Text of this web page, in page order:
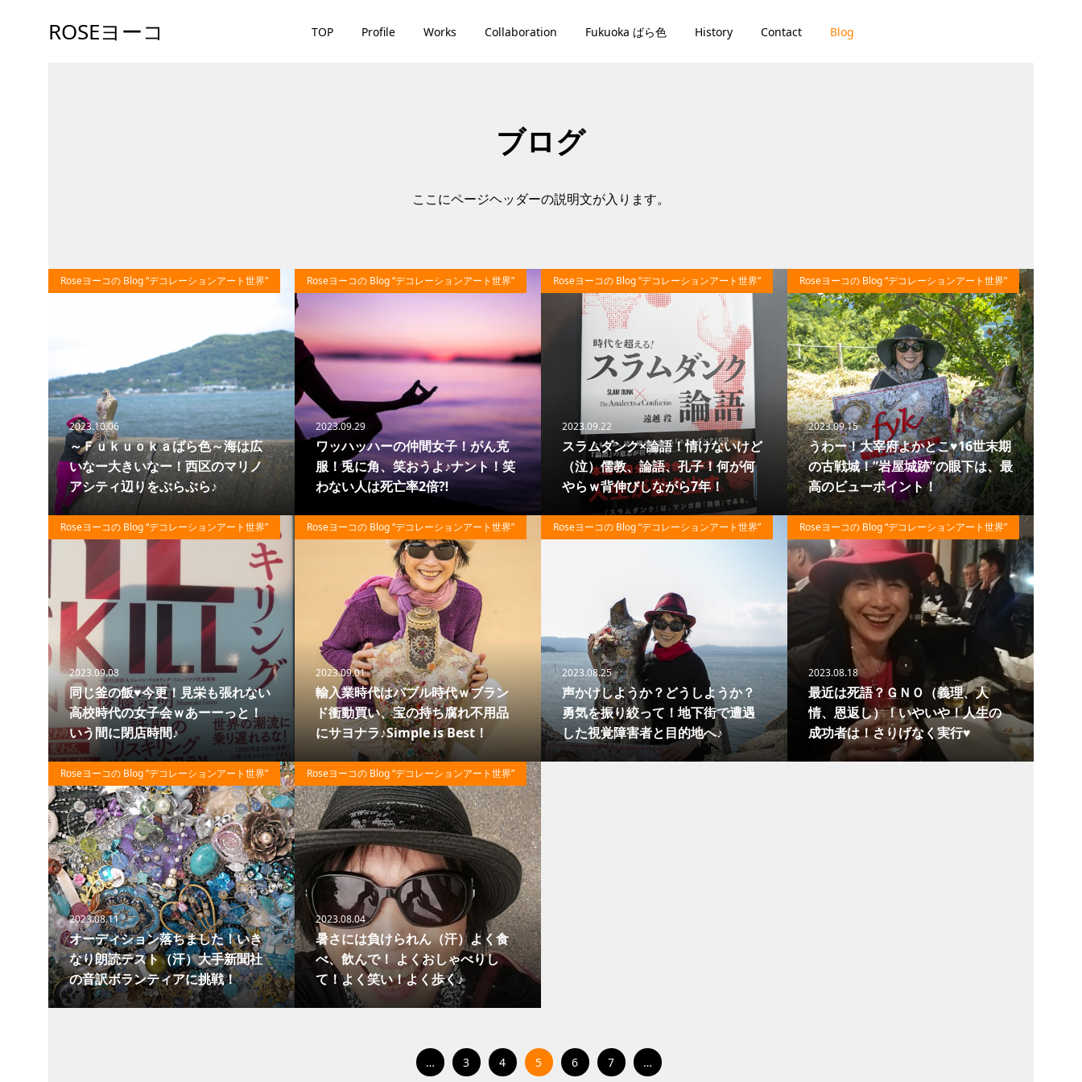
ROSEヨーコ TOP Profile Works Collaboration Fukuoka ばら色 History Contact Blog
ブログ
ここにページヘッダーの説明文が入ります。
2023.10.06
～Ｆｕｋｕｏｋａばら色～海は広
いなー大きいなー！西区のマリノ
アシティ辺りをぶらぶら♪
Roseヨーコの Blog “デコレーションアート世界”
2023.09.29
ワッハッハーの仲間女子！がん克
服！兎に角、笑おうよ♪ナント！笑
わない人は死亡率2倍⁈
Roseヨーコの Blog “デコレーションアート世界”
2023.09.22
スラムダンク×論語！情けないけど
（泣）儒教、論語、孔子！何が何
やらｗ背伸びしながら7年！
Roseヨーコの Blog “デコレーションアート世界”
2023.09.15
うわー！大宰府よかとこ♥16世末期
の古戦城！”岩屋城跡”の眼下は、最
高のビューポイント！
Roseヨーコの Blog “デコレーションアート世界”
2023.09.08
同じ釜の飯♥今更！見栄も張れない
高校時代の女子会ｗあーーっと！
いう間に閉店時間♪
Roseヨーコの Blog “デコレーションアート世界”
2023.09.01
輸入業時代はバブル時代ｗブラン
ド衝動買い、宝の持ち腐れ不用品
にサヨナラ♪Simple is Best！
Roseヨーコの Blog “デコレーションアート世界”
2023.08.25
声かけしようか？どうしようか？
勇気を振り絞って！地下街で遭遇
した視覚障害者と目的地へ♪
Roseヨーコの Blog “デコレーションアート世界”
2023.08.18
最近は死語？ＧＮＯ（義理、人
情、恩返し）！いやいや！人生の
成功者は！さりげなく実行♥
Roseヨーコの Blog “デコレーションアート世界”
70
2023.08.11
オーディション落ちました！いき
なり朗読テスト（汗）大手新聞社
の音訳ボランティアに挑戦！
Roseヨーコの Blog “デコレーションアート世界”
82
2023.08.04
暑さには負けられん（汗）よく食
べ、飲んで！ よくおしゃべりし
て！よく笑い！よく歩く♪
Roseヨーコの Blog “デコレーションアート世界”
… 3 4 5 6 7 …